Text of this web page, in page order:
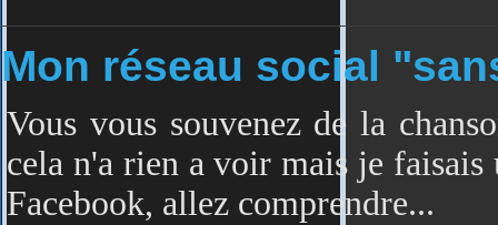
Mon réseau social
Vous vous souvenez de la
cela n'a rien a voir mais je
Facebook, allez comprendre...